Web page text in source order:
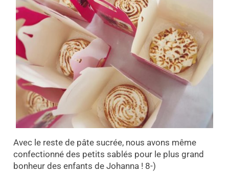
Avec le reste de pâte sucrée, nous avons même
confectionné des petits sablés pour le plus grand
bonheur des enfants de Johanna ! 8-)